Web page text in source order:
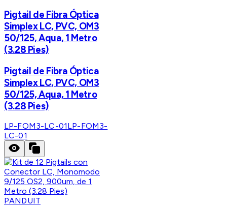
Pigtail de Fibra Óptica
Simplex LC, PVC, OM3
50/125, Aqua, 1 Metro
(3.28 Pies)
Pigtail de Fibra Óptica
Simplex LC, PVC, OM3
50/125, Aqua, 1 Metro
(3.28 Pies)
LP-FOM3-LC-01LP-FOM3-
LC-01
PANDUIT